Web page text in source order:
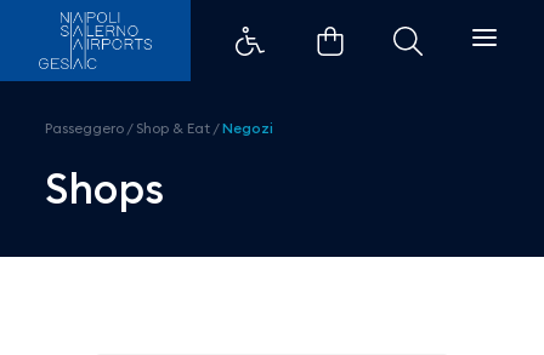
Bufala Fattorie Garofalo -
Passeggero / Shop & Eat /Negozi
Shops